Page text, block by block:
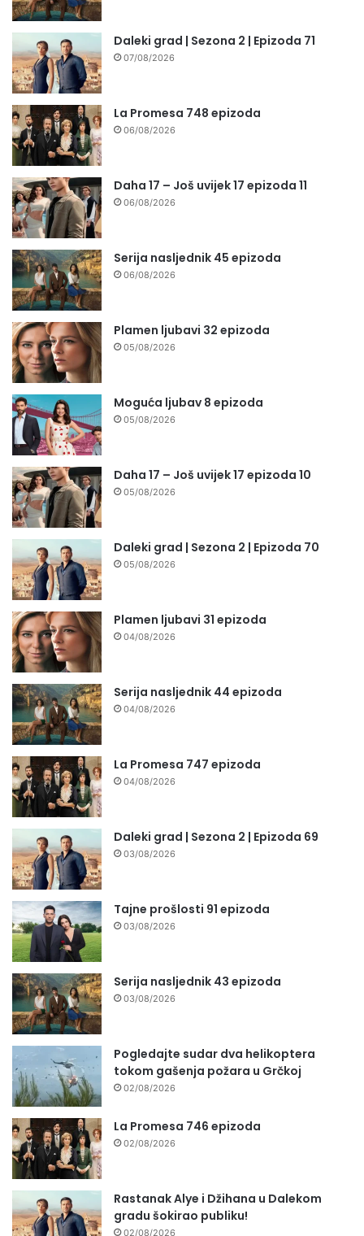
Daleki grad | Sezona 2 | Epizoda 71
07/08/2026
La Promesa 748 epizoda
06/08/2026
Daha 17 – Još uvijek 17 epizoda 11
06/08/2026
Serija nasljednik 45 epizoda
06/08/2026
Plamen ljubavi 32 epizoda
05/08/2026
Moguća ljubav 8 epizoda
05/08/2026
Daha 17 – Još uvijek 17 epizoda 10
05/08/2026
Daleki grad | Sezona 2 | Epizoda 70
05/08/2026
Plamen ljubavi 31 epizoda
04/08/2026
Serija nasljednik 44 epizoda
04/08/2026
La Promesa 747 epizoda
04/08/2026
Daleki grad | Sezona 2 | Epizoda 69
03/08/2026
Tajne prošlosti 91 epizoda
03/08/2026
Serija nasljednik 43 epizoda
03/08/2026
Pogledajte sudar dva helikoptera
tokom gašenja požara u Grčkoj
02/08/2026
La Promesa 746 epizoda
02/08/2026
Rastanak Alye i Džihana u Dalekom
gradu šokirao publiku!
02/08/2026